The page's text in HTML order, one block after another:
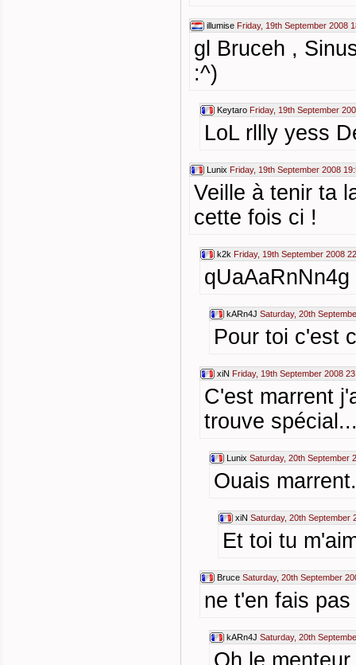
illumise Friday, 19th September 2008
gl Bruceh ,
:^)
Keytaro Friday, 19th September
LoL rllly yess
Lunix Friday, 19th September 2008
Veille à tenir ta
cette fois ci !
k2k Friday, 19th September 2008
kARn4J Saturday, 20th
Pour toi c'est
xiN Friday, 19th September 2008
C'est marrent
trouve
Lunix Saturday, 20th September
Ouais
xiN Saturday, 20th September
Et toi tu
Bruce Saturday, 20th September
ne t'en fais
kARn4J Saturday, 20th
Oh le